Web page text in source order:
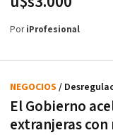
PoriProfesional
El Gobierno
extranjeras
NEGOCIOS /